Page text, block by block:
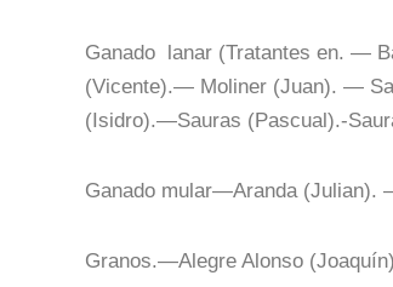
Ganado lanar (Tratantes en. —
(Vicente).— Moliner (Juan). —
(Isidro).—Sauras (Pascual).-
Ganado mular—Aranda
Granos.—Alegre Alonso